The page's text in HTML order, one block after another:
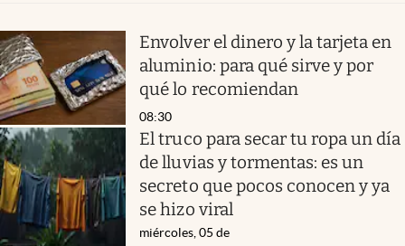
Envolver el dinero y la tarjeta en
aluminio: para qué sirve y por
qué lo recomiendan
08:30
El truco para secar tu ropa un día
de lluvias y tormentas: es un
secreto que pocos conocen y ya
se hizo viral
miércoles, 05 de